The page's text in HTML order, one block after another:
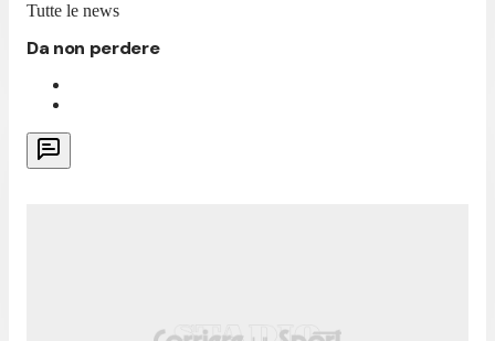
Tutte le news
Da non perdere